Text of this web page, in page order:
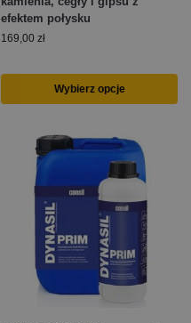
efektem połysku
169,00 zł
Wybierz opcje